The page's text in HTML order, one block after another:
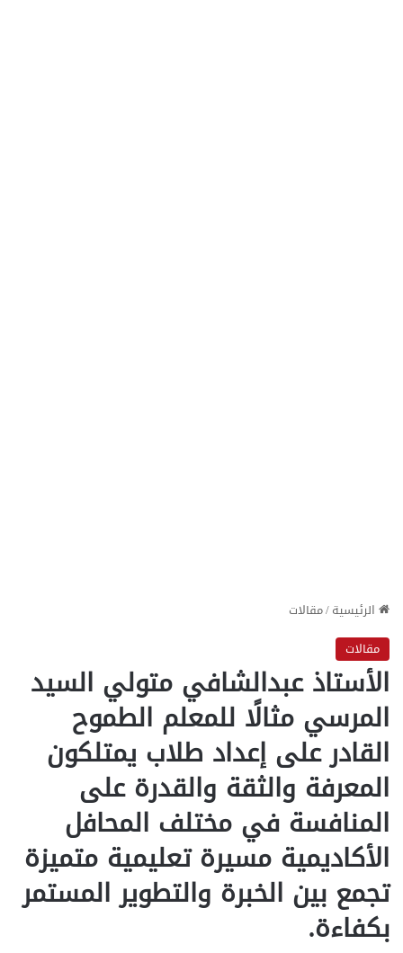
الرئيسية/مقالات
مقالات
الأستاذ عبدالشافي متولي السيد
المرسي مثالًا للمعلم الطموح
القادر على إعداد طلاب يمتلكون
المعرفة والثقة والقدرة على
المنافسة في مختلف المحافل
الأكاديمية مسيرة تعليمية متميزة
تجمع بين الخبرة والتطوير المستمر
بكفاءة.